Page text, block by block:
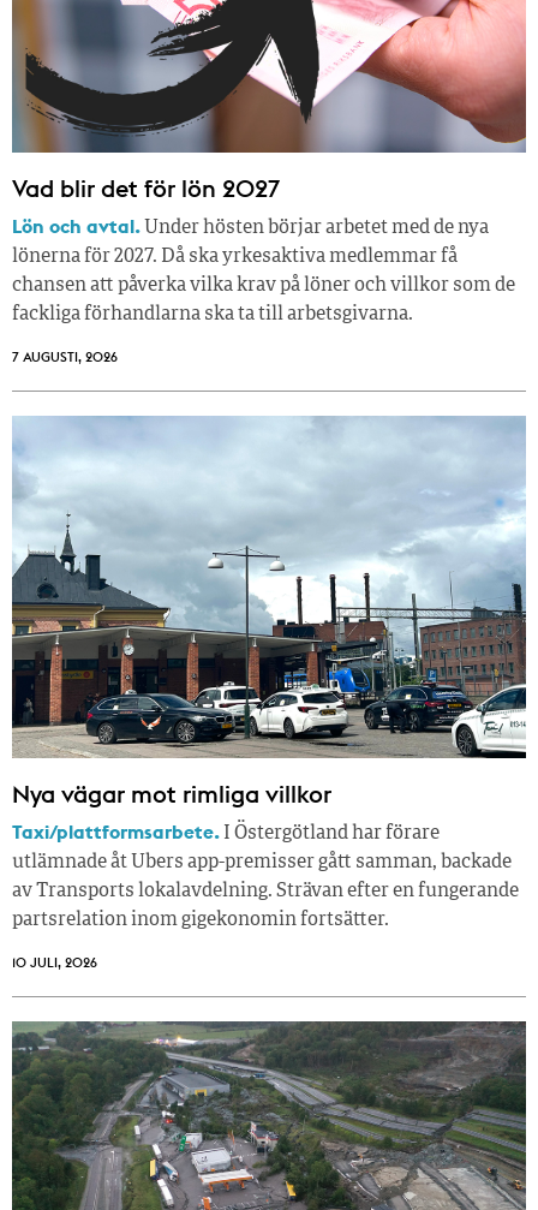
Vad blir det för lön 2027
Lön och avtal. Under hösten börjar arbetet med de nya
lönerna för 2027. Då ska yrkesaktiva medlemmar få
chansen att påverka vilka krav på löner och villkor som de
fackliga förhandlarna ska ta till arbetsgivarna.
7 AUGUSTI, 2026
Nya vägar mot rimliga villkor
Taxi/plattformsarbete. I Östergötland har förare
utlämnade åt Ubers app-premisser gått samman, backade
av Transports lokalavdelning. Strävan efter en fungerande
partsrelation inom gigekonomin fortsätter.
10 JULI, 2026